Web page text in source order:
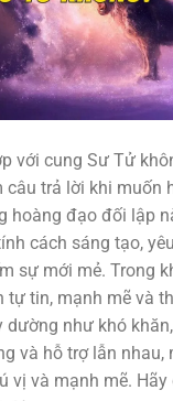
với cung Sư Tử
trả lời khi muốn
hoàng đạo đối lập
cách sáng tạo,
sự mới mẻ. Trong
tự tin, mạnh mẽ và
dường như khó
và hỗ trợ lẫn nhau,
vị và mạnh mẽ.